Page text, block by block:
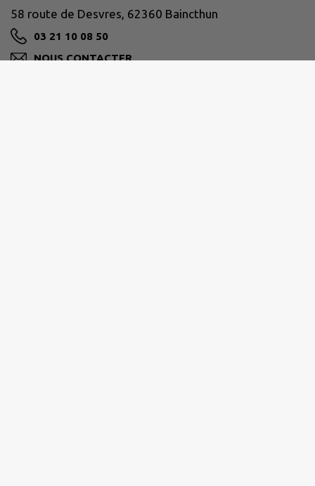
58 route de Desvres, 62360 Baincthun
03 21 10 08 50
NOUS CONTACTER